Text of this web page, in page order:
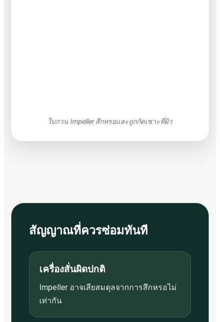
ใบกวน Impeller สึกหรอและถูกกัดเซาะที่ผิว
สัญญาณที่ควรซ่อมทันที
เครื่องสั่นผิดปกติ
Impeller อาจเสียสมดุลจากการสึกหรอไม่
เท่ากัน